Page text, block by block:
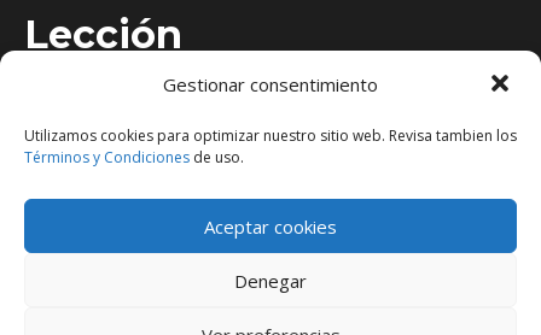
Gestionar consentimiento
Utilizamos cookies para optimizar nuestro sitio web. Revisa tambien los
Términos y Condiciones de uso.
Aceptar cookies
Denegar
Lección